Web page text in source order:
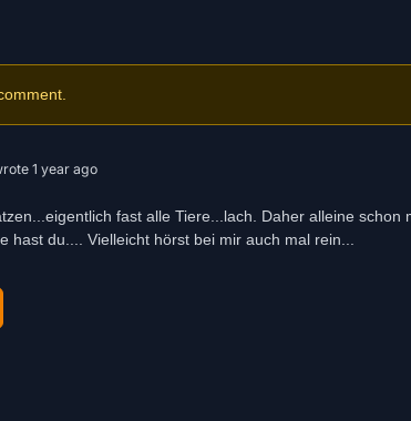
1 year ago
fast alle Tiere...lach. Daher alleine
hast du.... Vielleicht hörst bei mir auch mal rein...